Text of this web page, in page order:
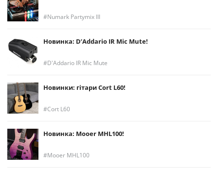
Numark Partymix III
Новинка: D’Addario IR Mic Mute!
D'Addario IR Mic Mute
Новинки: гітари Cort L60!
Cort L60
Новинка: Mooer MHL100!
Mooer MHL100